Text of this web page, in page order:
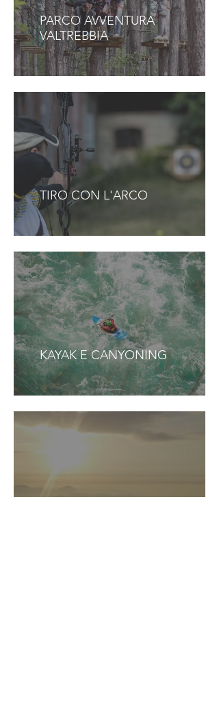
PARCO AVVENTURA
VALTREBBIA
TIRO CON L'ARCO
KAYAK E CANYONING